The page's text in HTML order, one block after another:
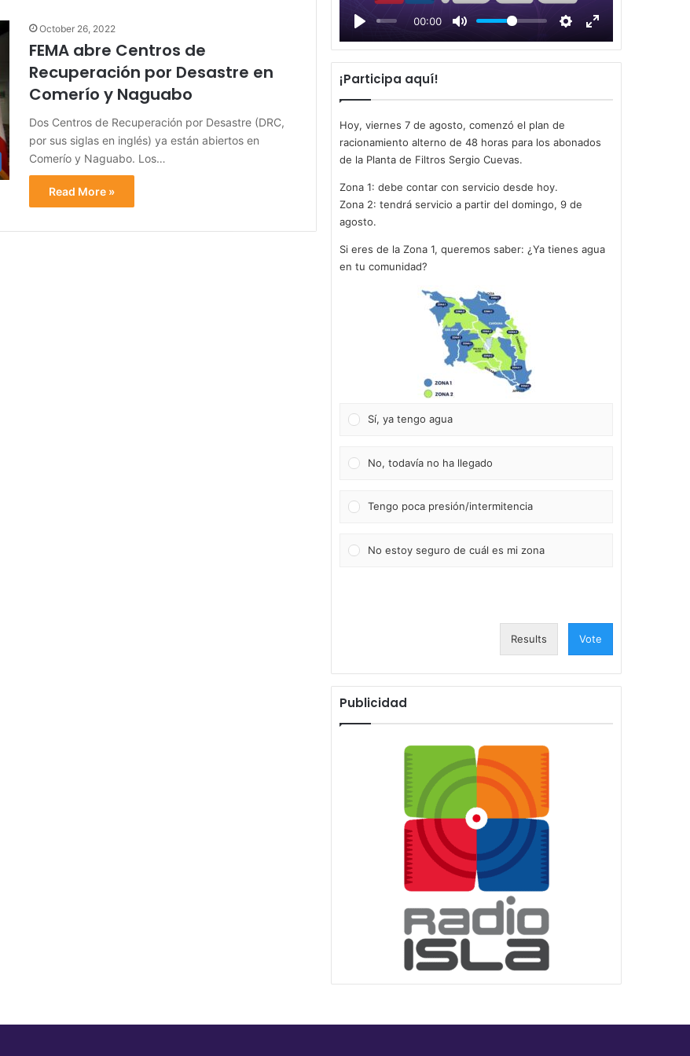
October 26, 2022
FEMA abre Centros de
Recuperación por Desastre en
Comerío y Naguabo
Dos Centros de Recuperación por Desastre (DRC,
por sus siglas en inglés) ya están abiertos en
Comerío y Naguabo. Los…
Read More »
00:00
l
a
y
¡Participa aquí!
Hoy, viernes 7 de agosto, comenzó el plan de
racionamiento alterno de 48 horas para los abonados
de la Planta de Filtros Sergio Cuevas.
Zona 1: debe contar con servicio desde hoy.
Zona 2: tendrá servicio a partir del domingo, 9 de
agosto.
Si eres de la Zona 1, queremos saber: ¿Ya tienes agua
en tu comunidad?
Sí, ya tengo agua
No, todavía no ha llegado
Tengo poca presión/intermitencia
No estoy seguro de cuál es mi zona
Results Vote
Publicidad